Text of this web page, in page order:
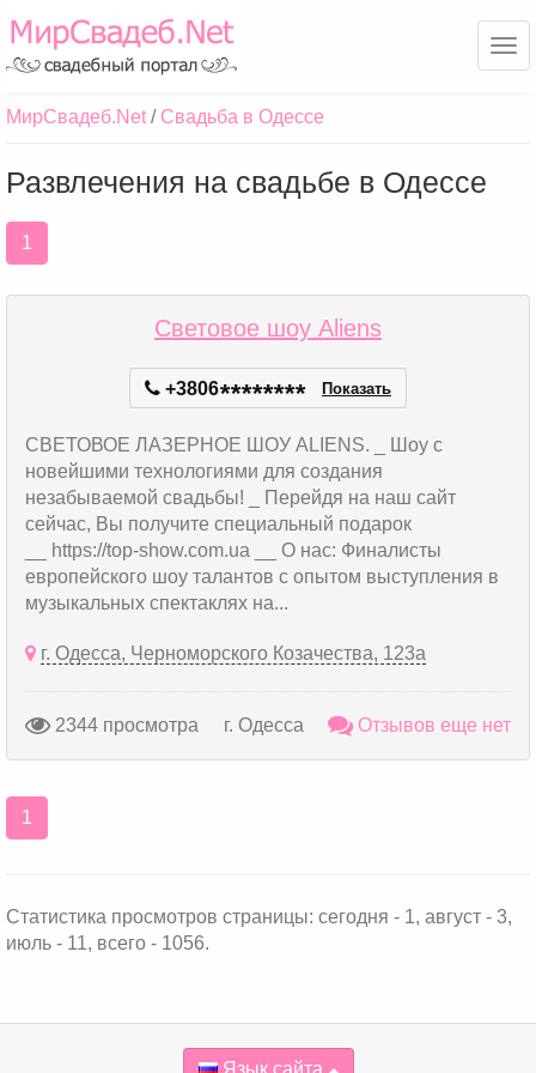
МирСвадеб.Net Свадьба в Одессе
Развлечения на свадьбе в Одессе
1
Световое шоу Aliens
+3806******** Показать
СВЕТОВОЕ ЛАЗЕРНОЕ ШОУ ALIENS. _ Шоу с
новейшими технологиями для создания
незабываемой свадьбы! _ Перейдя на наш сайт
сейчас, Вы получите специальный подарок
__ https://top-show.com.ua __ О нас: Финалисты
европейского шоу талантов с опытом выступления в
музыкальных спектаклях на...
г. Одесса, Черноморского Козачества, 123а
2344 просмотра г. Одесса Отзывов еще нет
1
Статистика просмотров страницы: сегодня - 1, август - 3,
июль - 11, всего - 1056.
Язык сайта